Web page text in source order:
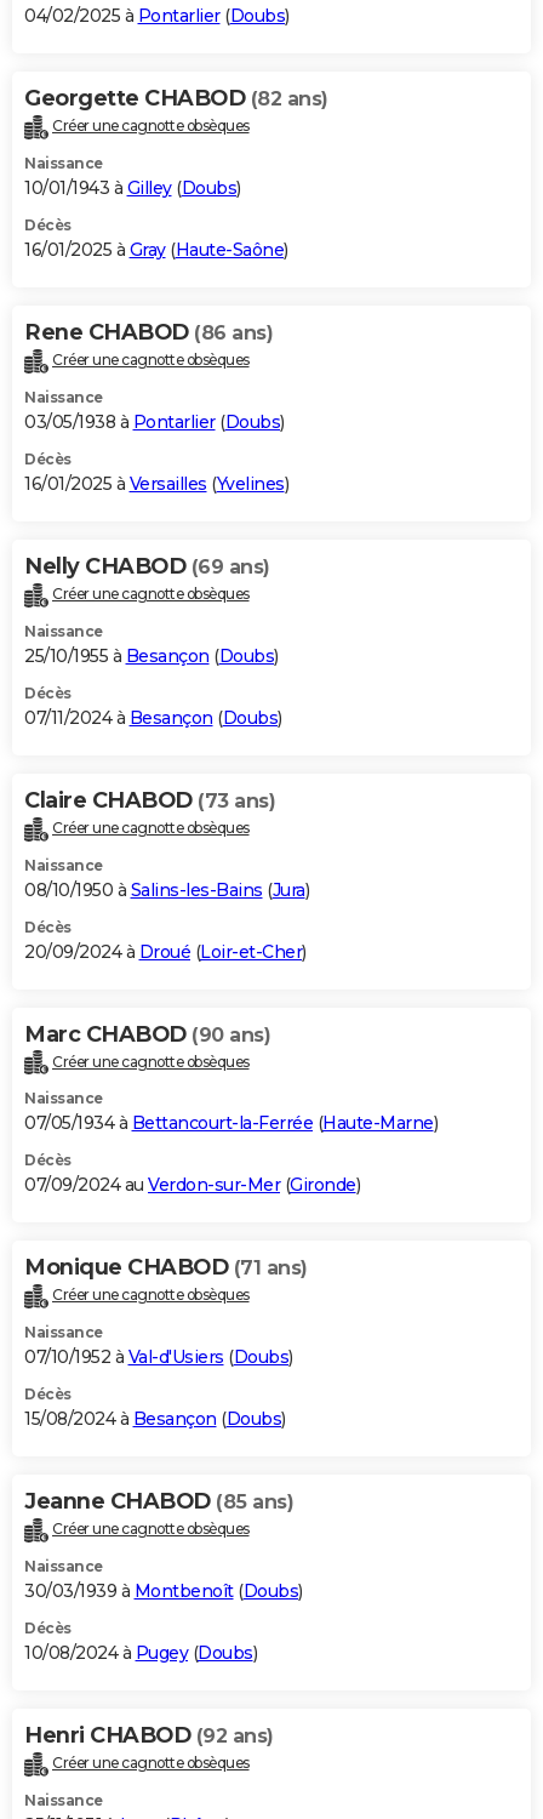
04/02/2025 à Pontarlier(Doubs)
Georgette CHABOD (82 ans)
Créer une cagnotte obsèques
Naissance
10/01/1943 à Gilley(Doubs)
Décès
16/01/2025 à Gray(Haute-Saône)
Rene CHABOD (86 ans)
Créer une cagnotte obsèques
Naissance
03/05/1938 à Pontarlier(Doubs)
Décès
16/01/2025 à Versailles (Yvelines)
Nelly CHABOD (69 ans)
Créer une cagnotte obsèques
Naissance
25/10/1955 à Besançon (Doubs)
Décès
07/11/2024 à Besançon (Doubs)
Claire CHABOD (73 ans)
Créer une cagnotte obsèques
Naissance
08/10/1950 à Salins-les-Bains (Jura)
Décès
20/09/2024 à Droué (Loir-et-Cher)
Marc CHABOD (90 ans)
Créer une cagnotte obsèques
Naissance
07/05/1934 à Bettancourt-la-Ferrée (Haute-Marne)
Décès
07/09/2024 au Verdon-sur-Mer(Gironde)
Monique CHABOD (71 ans)
Créer une cagnotte obsèques
Naissance
07/10/1952 à Val-d'Usiers (Doubs)
Décès
15/08/2024 à Besançon (Doubs)
Jeanne CHABOD (85 ans)
Créer une cagnotte obsèques
Naissance
30/03/1939 à Montbenoît(Doubs)
Décès
10/08/2024 à Pugey(Doubs)
Henri CHABOD (92 ans)
Créer une cagnotte obsèques
Naissance